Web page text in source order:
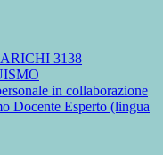
3138
in collaborazione
Docente Esperto (lingua